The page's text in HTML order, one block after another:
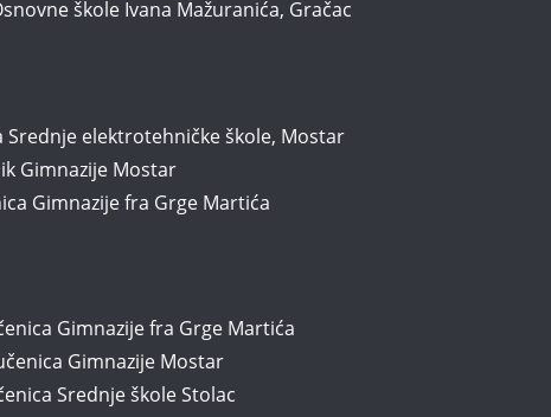
škole Ivana Mažuranića, Gračac
Srednje elektrotehničke škole, Mostar
Gimnazije Mostar
Gimnazije fra Grge Martića
Gimnazije fra Grge Martića
Gimnazije Mostar
Srednje škole Stolac